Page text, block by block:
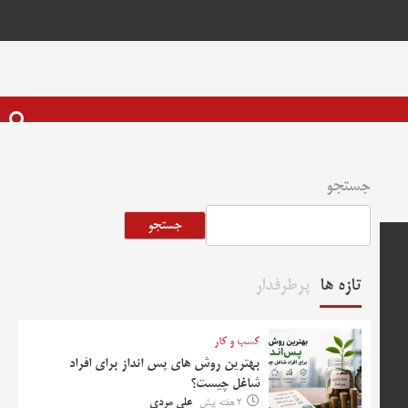
جستجو
جستجو
تازه ها پرطرفدار
کسب و کار
بهترین روش‌ های پس‌ انداز برای افراد
شاغل چیست؟
2 هفته پیش علی مردی